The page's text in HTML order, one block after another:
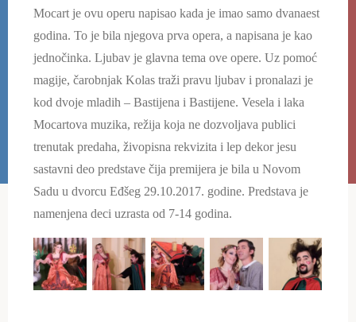
Mocart je ovu operu napisao kada je imao samo dvanaest
godina. To je bila njegova prva opera, a napisana je kao
jednočinka. Ljubav je glavna tema ove opere. Uz pomoć
magije, čarobnjak Kolas traži pravu ljubav i pronalazi je
kod dvoje mladih – Bastijena i Bastijene. Vesela i laka
Mocartova muzika, režija koja ne dozvoljava publici
trenutak predaha, živopisna rekvizita i lep dekor jesu
sastavni deo predstave čija premijera je bila u Novom
Sadu u dvorcu Eđšeg 29.10.2017. godine. Predstava je
namenjena deci uzrasta od 7-14 godina.